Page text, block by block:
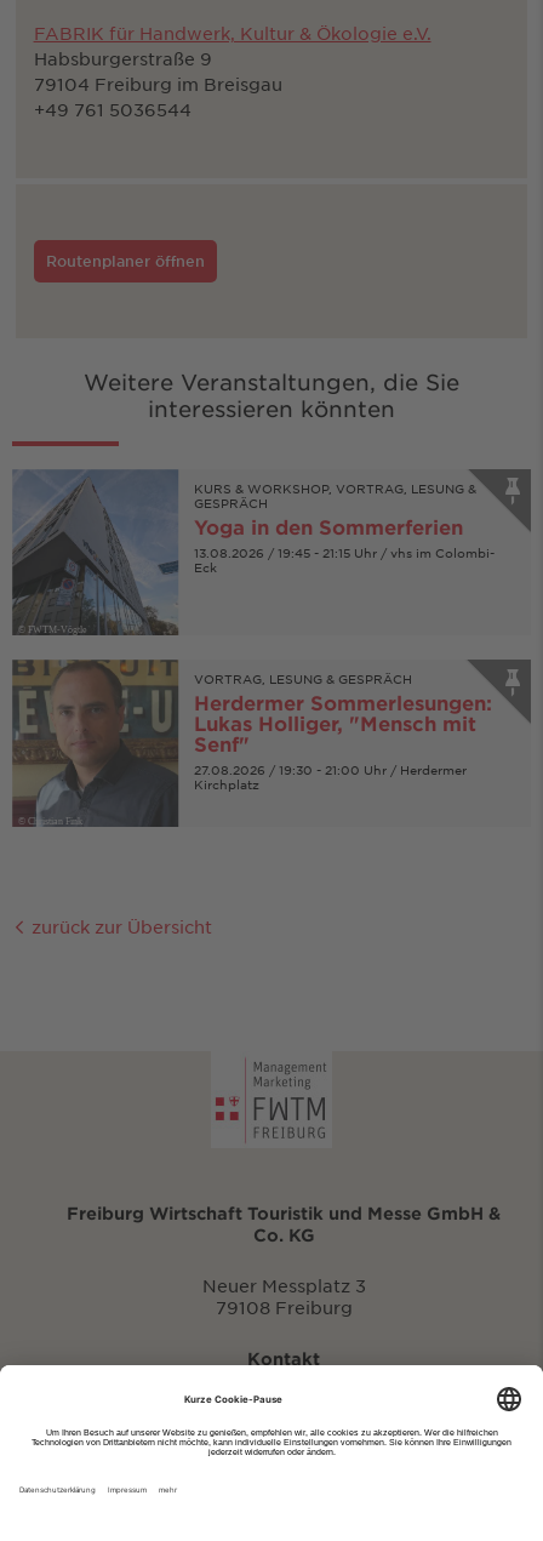
FABRIK für Handwerk, Kultur & Ökologie e.V.
Habsburgerstraße 9
79104 Freiburg im Breisgau
+49 761 5036544
Routenplaner öffnen
Weitere Veranstaltungen, die Sie
interessieren könnten
© FWTM-Vögtle
KURS & WORKSHOP, VORTRAG, LESUNG &
GESPRÄCH
Yoga in den Sommerferien
13.08.2026 / 19:45 - 21:15 Uhr / vhs im Colombi-
Eck
© Christian Fink
VORTRAG, LESUNG & GESPRÄCH
Herdermer Sommerlesungen:
Lukas Holliger, "Mensch mit
Senf"
27.08.2026 / 19:30 - 21:00 Uhr / Herdermer
Kirchplatz
zurück zur Übersicht
Freiburg Wirtschaft Touristik und Messe GmbH &
Co. KG
Neuer Messplatz 3
79108 Freiburg
Kontakt
eventportal@fwtm.de